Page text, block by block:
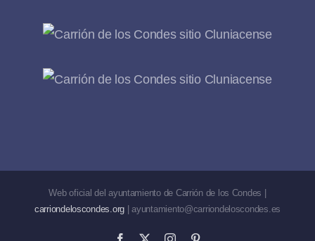
Web oficial del ayuntamiento de Carrión de los Condes |
carriondeloscondes.org | ayuntamiento@carriondeloscondes.es
Facebook InstagramPinterest